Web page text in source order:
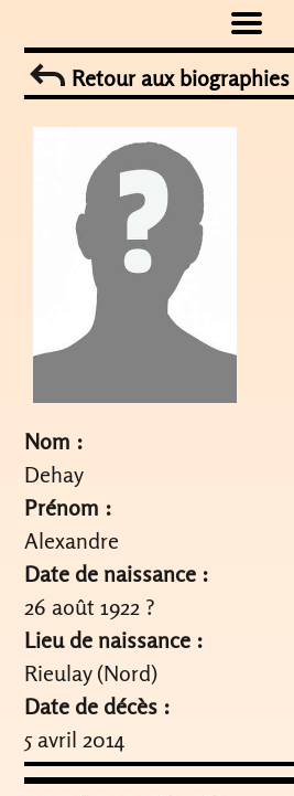
to
contentRetour aux biographies
Nom :
Dehay
Prénom :
Alexandre
Date de naissance :
26 août 1922 ?
Lieu de naissance :
Rieulay (Nord)
Date de décès :
5 avril 2014